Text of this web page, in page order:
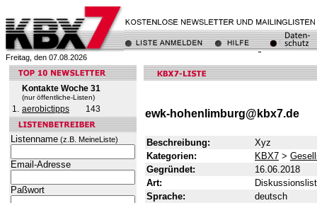
Freitag, den 07.08.2026
Kontakte Woche 31
(nur öffentliche-Listen)
1. aerobictipps 143
Listenname (z.B. MeineListe)
Email-Adresse
Paßwort
ewk-hohenlimburg@kbx7.de
Beschreibung:
Xyz
Kategorien:
KBX7 >
Gegründet:
16.06.2018
Art:
Sprache:
deutsch